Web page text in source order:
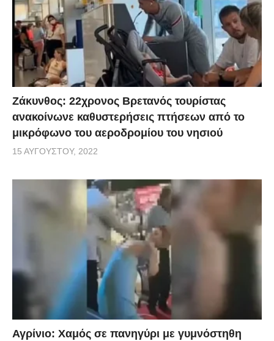
Ζάκυνθος: 22χρονος Βρετανός τουρίστας
ανακοίνωνε καθυστερήσεις πτήσεων από το
μικρόφωνο του αεροδρομίου του νησιού
15 ΑΥΓΟΎΣΤΟΥ, 2022
Αγρίνιο: Χαμός σε πανηγύρι με γυμνόστηθη